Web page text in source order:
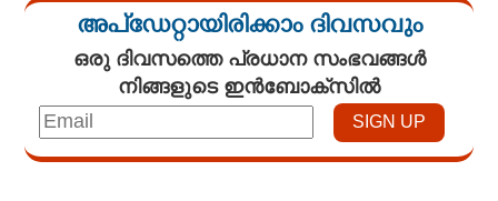
അപ്ഡേറ്റായിരിക്കാം ദിവസവും
ഒരു ദിവസത്തെ പ്രധാന സംഭവങ്ങൾ
നിങ്ങളുടെ ഇൻബോക്സിൽ